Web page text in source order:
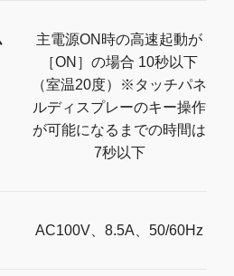
主電源ON時の高速起動が
［ON］の場合 10秒以下
（室温20度）※タッチパネ
ルディスプレーのキー操作
が可能になるまでの時間は
7秒以下
AC100V、8.5A、50/60Hz